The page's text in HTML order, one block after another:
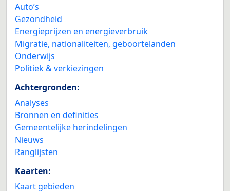
Auto’s
Gezondheid
Energieprijzen en energieverbruik
Migratie, nationaliteiten, geboortelanden
Onderwijs
Politiek & verkiezingen
Achtergronden:
Analyses
Bronnen en definities
Gemeentelijke herindelingen
Nieuws
Ranglijsten
Kaarten:
Kaart gebieden